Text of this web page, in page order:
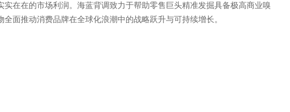
实在在的市场利润。海蓝背调致力于帮助零售巨头精准发掘具备极高商业嗅
全面推动消费品牌在全球化浪潮中的战略跃升与可持续增长。